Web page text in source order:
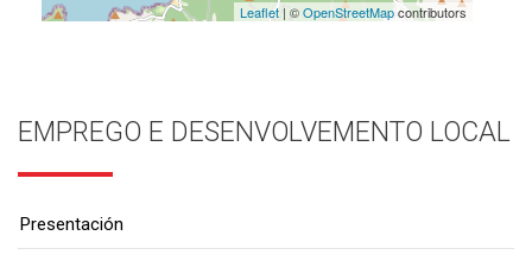
Leaflet| ©OpenStreetMapcontributors
EMPREGO E DESENVOLVEMENTO LOCAL
Presentación